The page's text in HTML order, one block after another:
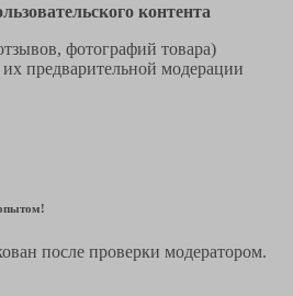
контента
фотографий товара)
предварительной модерации
после проверки модератором.